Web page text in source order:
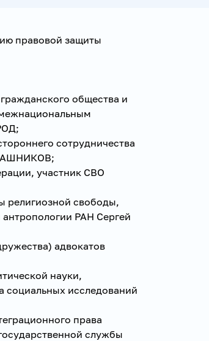
правовой защиты
общества и
сотрудничества
участник СВО
религиозной свободы,
антропологии РАН Сергей
адвокатов
науки,
социальных исследований
права
службы